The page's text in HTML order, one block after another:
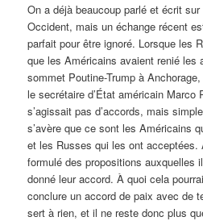
On a déjà beaucoup parlé et écrit
Occident, mais un échange récent
parfait pour être ignoré. Lorsque les
que les Américains avaient renié les
sommet Poutine-Trump à
le secrétaire d’État américain Marco
s’agissait pas d’accords, mais
s’avère que ce sont les Américains
et les Russes qui les ont
formulé des propositions auxquelles
donné leur accord. À quoi cela
conclure un accord de paix avec de
sert à rien, et il ne reste donc plus